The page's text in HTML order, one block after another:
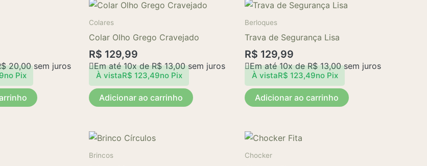
20,00sem juros
no Pix
Colares
Colar Olho Grego Cravejado
R$ 129,99
Em até 10x deR$13,00sem juros
À vistaR$ 123,49no Pix
Adicionar ao carrinho
Berloques
Trava de Segurança Lisa
R$ 129,99
Em até 10x deR$13,00sem juros
À vistaR$ 123,49no Pix
Adicionar ao carrinho
Brincos Chocker